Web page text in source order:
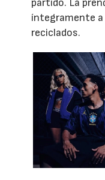
partido. La
íntegramente
reciclados.